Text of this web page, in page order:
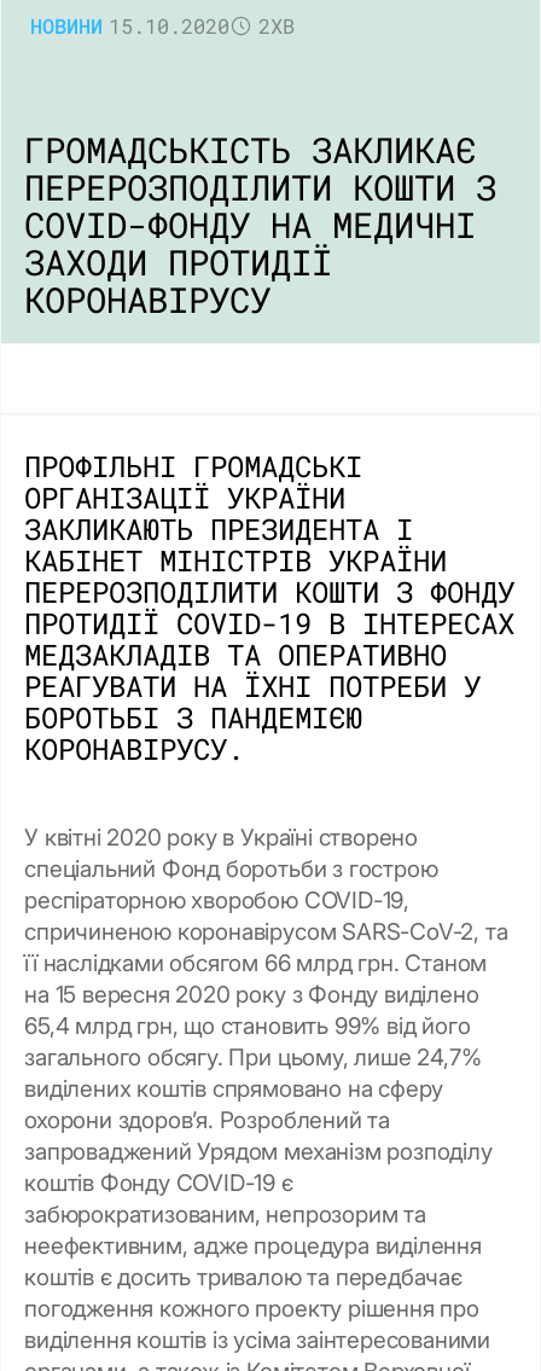
НОВИНИ 15.10.2020 2ХВ
ГРОМАДСЬКІСТЬ ЗАКЛИКАЄ
ПЕРЕРОЗПОДІЛИТИ КОШТИ З
COVID-ФОНДУ НА МЕДИЧНІ
ЗАХОДИ ПРОТИДІЇ
КОРОНАВІРУСУ
ПРОФІЛЬНІ ГРОМАДСЬКІ
ОРГАНІЗАЦІЇ УКРАЇНИ
ЗАКЛИКАЮТЬ ПРЕЗИДЕНТА І
КАБІНЕТ МІНІСТРІВ УКРАЇНИ
ПЕРЕРОЗПОДІЛИТИ КОШТИ З ФОНДУ
ПРОТИДІЇ COVID-19 В ІНТЕРЕСАХ
МЕДЗАКЛАДІВ ТА ОПЕРАТИВНО
РЕАГУВАТИ НА ЇХНІ ПОТРЕБИ У
БОРОТЬБІ З ПАНДЕМІЄЮ
КОРОНАВІРУСУ.
У квітні 2020 року в Україні створено
спеціальний Фонд боротьби з гострою
респіраторною хворобою COVID-19,
спричиненою коронавірусом SARS-CoV-2, та
її наслідками обсягом 66 млрд грн. Станом
на 15 вересня 2020 року з Фонду виділено
65,4 млрд грн, що становить 99% від його
загального обсягу. При цьому, лише 24,7%
виділених коштів спрямовано на сферу
охорони здоров’я. Розроблений та
запроваджений Урядом механізм розподілу
коштів Фонду COVID-19 є
забюрократизованим, непрозорим та
неефективним, адже процедура виділення
коштів є досить тривалою та передбачає
погодження кожного проекту рішення про
виділення коштів із усіма заінтересованими